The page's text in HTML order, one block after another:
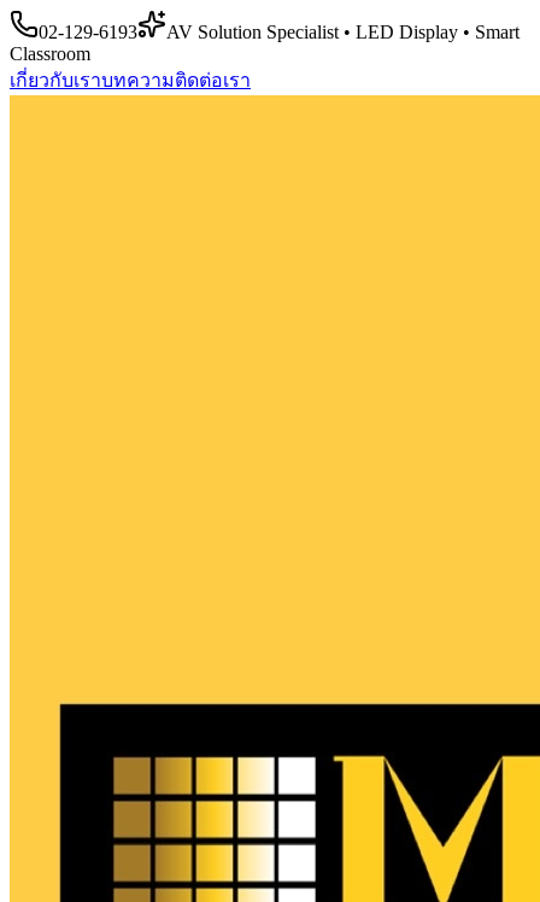
02-129-6193
AV Solution Specialist • LED Display • Smart
Classroom
เกี่ยวกับเราบทความติดต่อเรา